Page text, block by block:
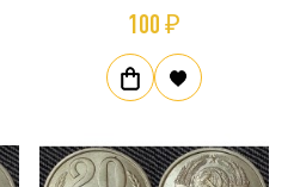
100 ₽